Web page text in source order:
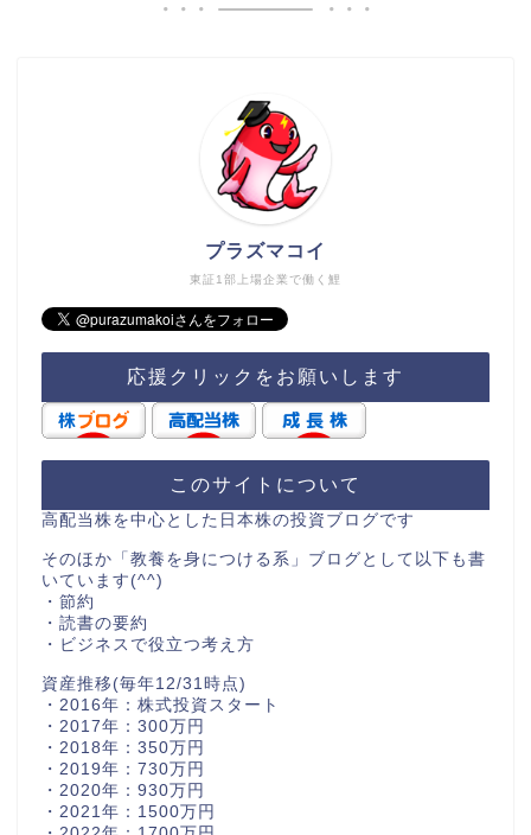
東証1部上場企業で働く鯉
プラズマコイ
応援クリックをお願いします
このサイトについて
高配当株を中心とした日本株の投資ブログです
そのほか「教養を身につける系」ブログとして以下も書
いています(^^)
・節約
・読書の要約
・ビジネスで役立つ考え方
資産推移(毎年12/31時点)
・2016年：株式投資スタート
・2017年：300万円
・2018年：350万円
・2019年：730万円
・2020年：930万円
・2021年：1500万円